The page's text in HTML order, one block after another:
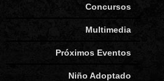
Concursos
Multimedia
Próximos Eventos
Niño Adoptado